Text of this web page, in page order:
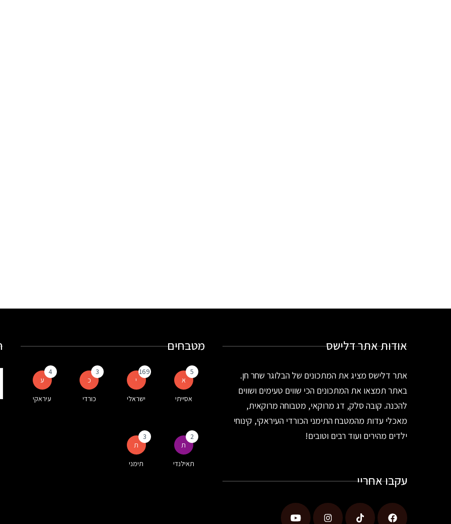
אודות אתר דלישס
אתר דלישס מציג את המתכונים של הבלוגר שחר חן.
באתר תמצאו את המתכונים הכי שווים טעימים ושווים
להכנה. קובה סלק, דג מרוקאי, מטבוחה מרוקאית,
מאכלי עדות מהמטבח התימני הכורדי העיראקי, קינוחי
ילדים מהירים ועוד רבים וטובים!
עקבו אחריי
מטבחים
א
5
אסייתי
י
169
ישראלי
כ
3
כורדי
ע
4
עיראקי
ת
2
תאילנדי
ת
3
תימני